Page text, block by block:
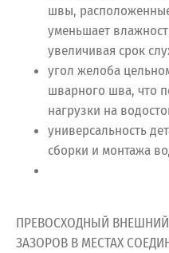
швы,
уменьшает
увеличивая срок
угол желоба
шварного шва, что
нагрузки на
универсальность
сборки и монтажа
ПРЕВОСХОДНЫЙ
ЗАЗОРОВ В МЕСТАХ